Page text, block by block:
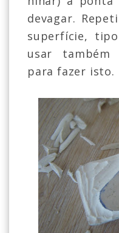
devagar.
superfície,
usar
para fazer isto.